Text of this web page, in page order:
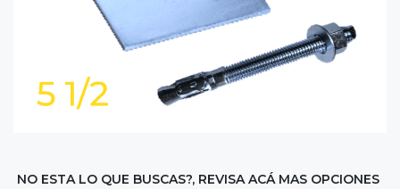
NO ESTA LO QUE BUSCAS?, REVISA ACÁ MAS OPCIONES